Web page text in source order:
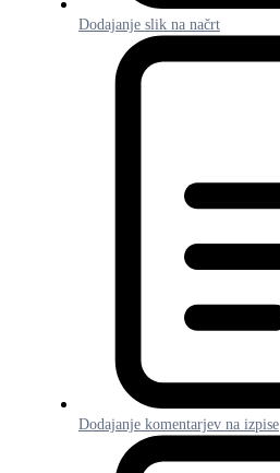
Dodajanje slik na načrt
Dodajanje komentarjev na izpise